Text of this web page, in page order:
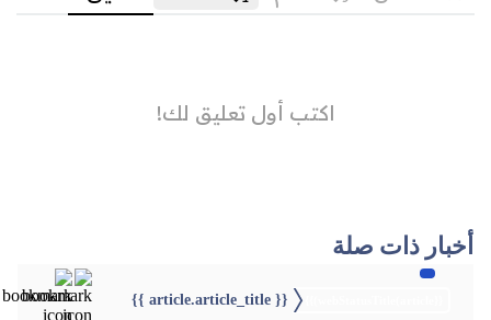
أخبار ذات صلة
{{ article.article_title }}